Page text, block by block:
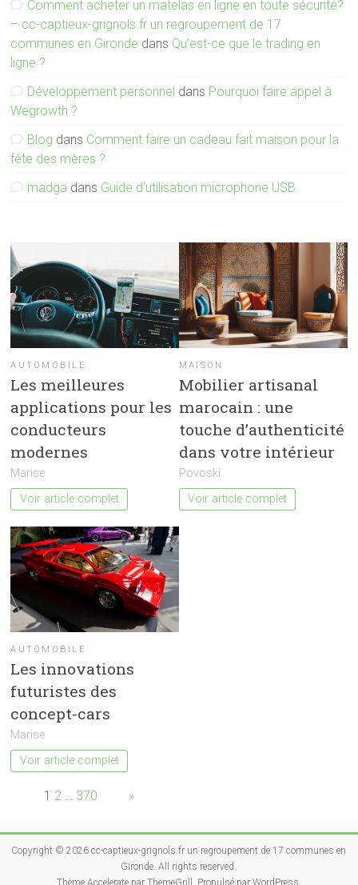
Comment acheter un matelas en ligne en toute sécurité?
– cc-captieux-grignols.fr un regroupement de 17
communes en Gironde dans Qu’est-ce que le trading en
ligne ?
Développement personnel dans Pourquoi faire appel à
Wegrowth ?
Blog dans Comment faire un cadeau fait maison pour la
fête des mères ?
madga dans Guide d’utilisation microphone USB
AUTOMOBILE
Les meilleures
applications pour les
conducteurs
modernes
Marise
Voir article complet
MAISON
Mobilier artisanal
marocain : une
touche d’authenticité
dans votre intérieur
Povoski
Voir article complet
AUTOMOBILE
Les innovations
futuristes des
concept-cars
Marise
Voir article complet
Page:1 2 … 370 »
Copyright © 2026cc-captieux-grignols.fr un regroupement de 17 communes en
Gironde. All rights reserved.
Thème Acceleratepar ThemeGrill. Propulsé par WordPress